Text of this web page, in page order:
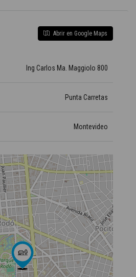
Abrir en Google Maps
Ing Carlos Ma. Maggiolo 800
Punta Carretas
Montevideo